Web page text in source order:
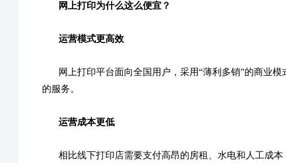
网上打印为什么这么便宜？
运营模式更高效
网上打印平台面向全国用户，采用“薄利多销”的商业
的服务。
运营成本更低
相比线下打印店需要支付高昂的房租、水电和人工成